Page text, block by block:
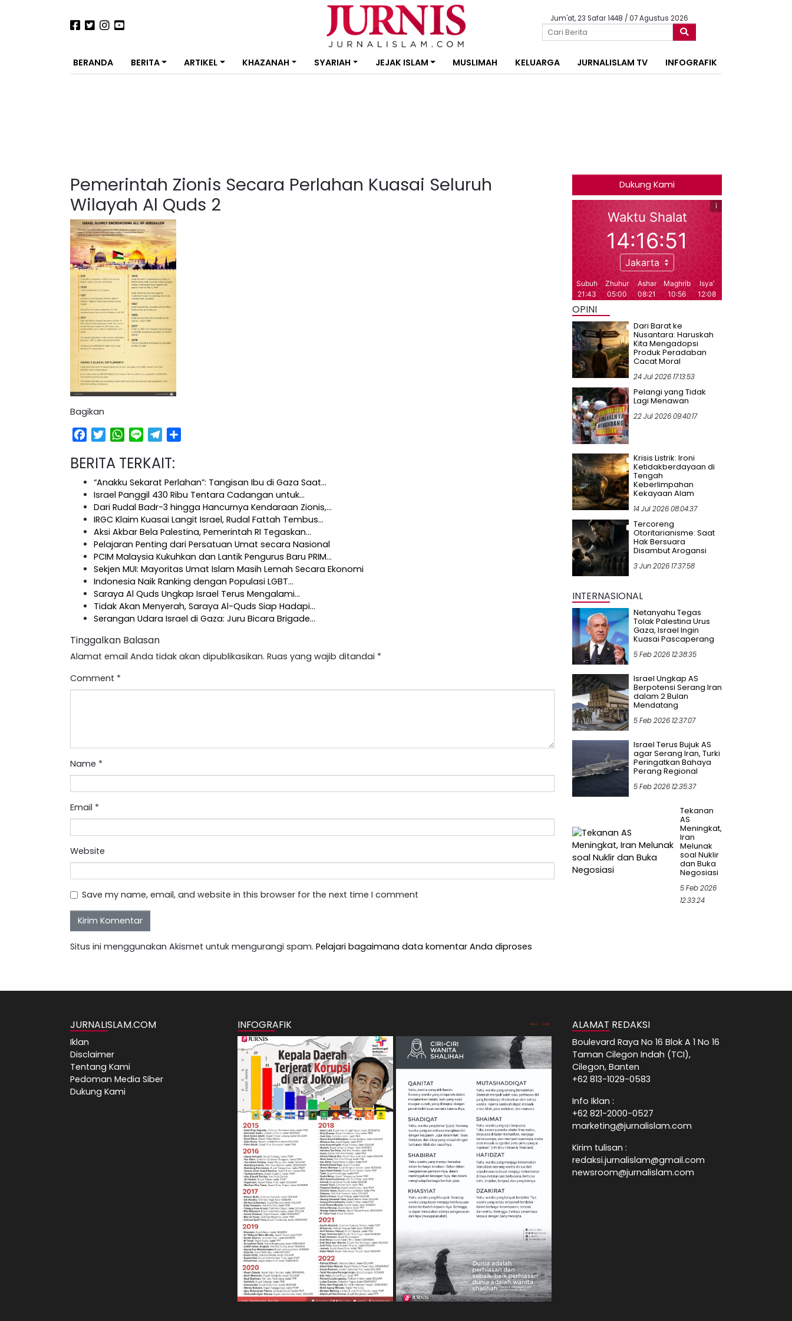
Jum'at, 23 Safar 1448 / 07 Agustus 2026
BERANDA BERITA ARTIKEL KHAZANAH SYARIAH JEJAK ISLAM MUSLIMAH KELUARGA JURNALISLAM TV INFOGRAFIK
Pemerintah Zionis Secara Perlahan Kuasai Seluruh
Wilayah Al Quds 2
Bagikan
Facebook
TwitterWhatsApp
Line Telegram
BERITA TERKAIT:
“Anakku Sekarat Perlahan”: Tangisan Ibu di Gaza Saat…
Israel Panggil 430 Ribu Tentara Cadangan untuk…
Dari Rudal Badr-3 hingga Hancurnya Kendaraan Zionis,…
IRGC Klaim Kuasai Langit Israel, Rudal Fattah Tembus…
Aksi Akbar Bela Palestina, Pemerintah RI Tegaskan…
Pelajaran Penting dari Persatuan Umat secara Nasional
PCIM Malaysia Kukuhkan dan Lantik Pengurus Baru PRIM…
Sekjen MUI: Mayoritas Umat Islam Masih Lemah Secara Ekonomi
Indonesia Naik Ranking dengan Populasi LGBT…
Saraya Al Quds Ungkap Israel Terus Mengalami…
Tidak Akan Menyerah, Saraya Al-Quds Siap Hadapi…
Serangan Udara Israel di Gaza: Juru Bicara Brigade…
Tinggalkan Balasan
Alamat email Anda tidak akan dipublikasikan. Ruas yang wajib ditandai *
Comment *
Name *
Email *
Website
Save my name, email, and website in this browser for the next time I comment
Situs ini menggunakan Akismet untuk mengurangi spam. Pelajari bagaimana data komentar Anda diproses
Dukung Kami
OPINI
Dari Barat ke
Nusantara: Haruskah
Kita Mengadopsi
Produk Peradaban
Cacat Moral
24 Jul 2026 17:13:53
Pelangi yang Tidak
Lagi Menawan
22 Jul 2026 09:40:17
Krisis Listrik: Ironi
Ketidakberdayaan di
Tengah
Keberlimpahan
Kekayaan Alam
14 Jul 2026 08:04:37
Tercoreng
Otoritarianisme: Saat
Hak Bersuara
Disambut Arogansi
3 Jun 2026 17:37:58
INTERNASIONAL
Netanyahu Tegas
Tolak Palestina Urus
Gaza, Israel Ingin
Kuasai Pascaperang
5 Feb 2026 12:38:35
Israel Ungkap AS
Berpotensi Serang Iran
dalam 2 Bulan
Mendatang
5 Feb 2026 12:37:07
Israel Terus Bujuk AS
agar Serang Iran, Turki
Peringatkan Bahaya
Perang Regional
5 Feb 2026 12:35:37
Tekanan
AS
Meningkat,
Iran
Melunak
soal Nuklir
dan Buka
Negosiasi
5 Feb 2026
12:33:24
JURNALISLAM.COM
Iklan
Disclaimer
Tentang Kami
Pedoman Media Siber
Dukung Kami
INFOGRAFIK ALAMAT REDAKSI
Boulevard Raya No 16 Blok A 1 No 16
Taman Cilegon Indah (TCI),
Cilegon, Banten
+62 813-1029-0583
Info Iklan :
+62 821-2000-0527
marketing@jurnalislam.com
Kirim tulisan :
redaksi.jurnalislam@gmail.com
newsroom@jurnalislam.com